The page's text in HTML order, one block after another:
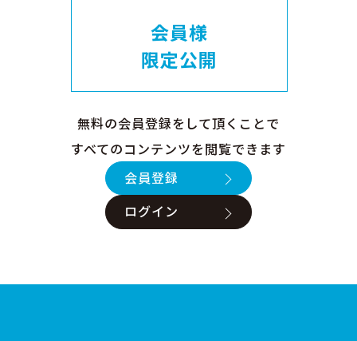
会員様
限定公開
無料の会員登録をして頂くことで
すべてのコンテンツを閲覧できます
会員登録
ログイン